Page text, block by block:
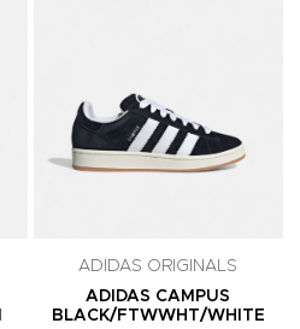
ADIDAS ORIGINALS
ADIDAS CAMPUS
BLACK/FTWWHT/WHITE